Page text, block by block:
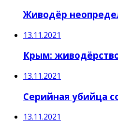
Живодёр
13.11.2021
Крым:
13.11.2021
Серийная убийца
13.11.2021